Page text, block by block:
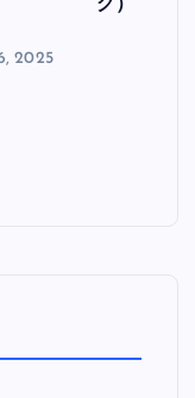
2025
グ）